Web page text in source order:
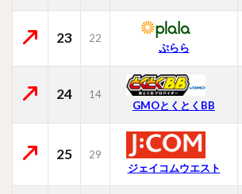
23 22
ぷらら
24
14
GMOとくとくBB
25
29
ジェイコムウエスト